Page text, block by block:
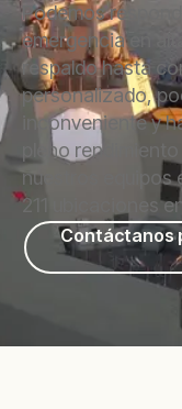
Podemos
emergencia en
respaldo hasta
personalizado,
inconveniente y
pleno
nuestros equipos
211 ubicaciones
Contáctanos